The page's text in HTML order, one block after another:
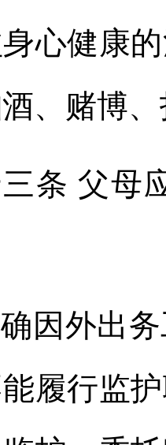
心健康
、赌博
条 父母
因外出
履行监